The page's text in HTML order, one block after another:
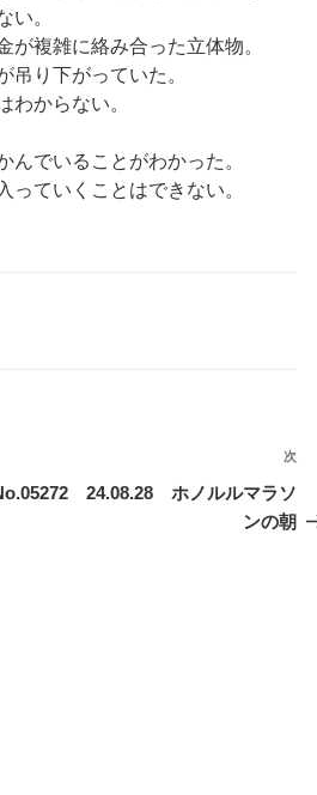
い。
複雑に絡み合った立体物。
吊り下がっていた。
わからない。
でいることがわかった。
っていくことはできない。
次
投
次
24.08.28 ホノルルマラソ
ンの朝